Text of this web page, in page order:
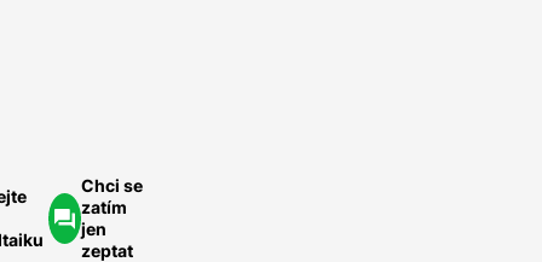
Chci se
zatím
jen
zeptat